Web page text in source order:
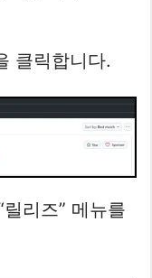
클릭합니다.
리즈” 메뉴를